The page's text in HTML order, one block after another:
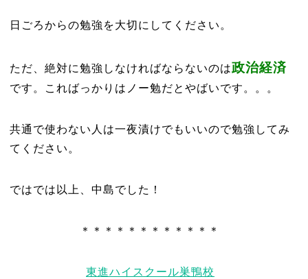
日ごろからの勉強を大切にしてください。
ただ、絶対に勉強しなければならないのは政治経済
です。こればっかりはノー勉だとやばいです。。。
共通で使わない人は一夜漬けでもいいので勉強してみ
てください。
ではでは以上、中島でした！
＊＊＊＊＊＊＊＊＊＊＊＊
東進ハイスクール巣鴨校